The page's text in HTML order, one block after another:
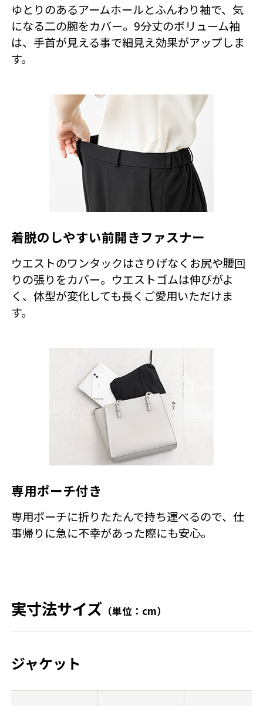
ゆとりのあるアームホールとふんわり袖で、気
になる二の腕をカバー。9分丈のボリューム袖
は、手首が見える事で細見え効果がアップしま
す。
着脱のしやすい前開きファスナー
ウエストのワンタックはさりげなくお尻や腰回
りの張りをカバー。ウエストゴムは伸びがよ
く、体型が変化しても長くご愛用いただけま
す。
専用ポーチ付き
専用ポーチに折りたたんで持ち運べるので、仕
事帰りに急に不幸があった際にも安心。
実寸法サイズ （単位：cm）
ジャケット